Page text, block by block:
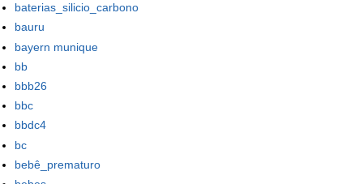
baterias_silicio_carbono
bauru
bayern munique
bb
bbb26
bbc
bbdc4
bc
bebê_prematuro